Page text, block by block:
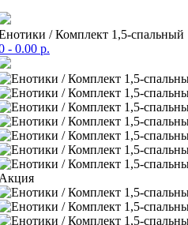
/ Комплект 1,5-спальный
- 0.00 р.